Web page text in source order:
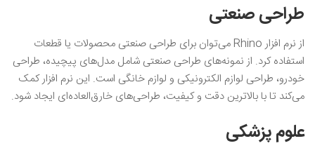
طراحی صنعتی
از نرم افزار Rhino می‌توان برای طراحی صنعتی محصولات یا قطعات
استفاده کرد. از نمونه‌های طراحی صنعتی شامل مدل‌های پیچیده، طراحی
خودرو، طراحی لوازم الکترونیکی و لوازم خانگی است. این نرم افزار کمک
می‌کند تا با بالاترین دقت و کیفیت، طراحی‌های خارق‌العاده‌ای ایجاد شود.
علوم پزشکی